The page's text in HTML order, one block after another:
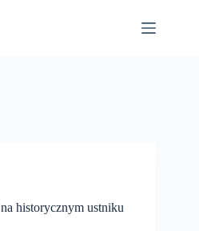
historycznym ustniku